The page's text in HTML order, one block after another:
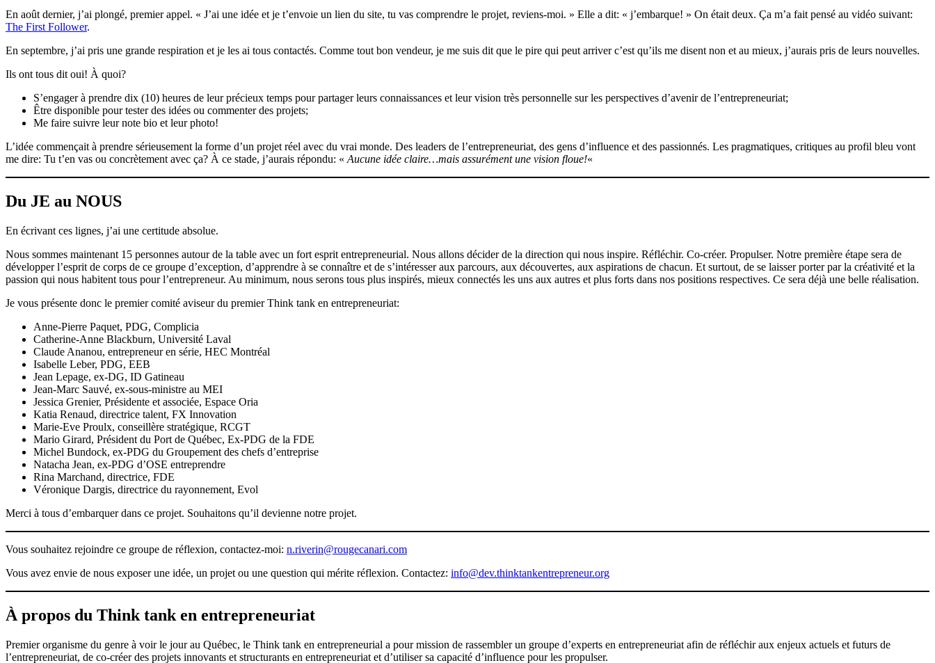
En août dernier, j’ai plongé, premier appel. « J’ai une idée et je t’envoie un lien du site, tu vas comprendre le projet, reviens-moi. » Elle a dit: « j’embarque! » On était deux. Ça m’a fait pensé au vidéo suivant:
The First Follower.
En septembre, j’ai pris une grande respiration et je les ai tous contactés. Comme tout bon vendeur, je me suis dit que le pire qui peut arriver c’est qu’ils me disent non et au mieux, j’aurais pris de leurs nouvelles.
Ils ont tous dit oui! À quoi?
S’engager à prendre dix (10) heures de leur précieux temps pour partager leurs connaissances et leur vision très personnelle sur les perspectives d’avenir de l’entrepreneuriat;
Être disponible pour tester des idées ou commenter des projets;
Me faire suivre leur note bio et leur photo!
L’idée commençait à prendre sérieusement la forme d’un projet réel avec du vrai monde. Des leaders de l’entrepreneuriat, des gens d’influence et des passionnés. Les pragmatiques, critiques au profil bleu vont
me dire: Tu t’en vas ou concrètement avec ça? À ce stade, j’aurais répondu: « Aucune idée claire…mais assurément une vision floue!«
Du JE au NOUS
En écrivant ces lignes, j’ai une certitude absolue.
Nous sommes maintenant 15 personnes autour de la table avec un fort esprit entrepreneurial. Nous allons décider de la direction qui nous inspire. Réfléchir. Co-créer. Propulser. Notre première étape sera de
développer l’esprit de corps de ce groupe d’exception, d’apprendre à se connaître et de s’intéresser aux parcours, aux découvertes, aux aspirations de chacun. Et surtout, de se laisser porter par la créativité et la
passion qui nous habitent tous pour l’entrepreneur. Au minimum, nous serons tous plus inspirés, mieux connectés les uns aux autres et plus forts dans nos positions respectives. Ce sera déjà une belle réalisation.
Je vous présente donc le premier comité aviseur du premier Think tank en entrepreneuriat:
Anne-Pierre Paquet, PDG, Complicia
Catherine-Anne Blackburn, Université Laval
Claude Ananou, entrepreneur en série, HEC Montréal
Isabelle Leber, PDG, EEB
Jean Lepage, ex-DG, ID Gatineau
Jean-Marc Sauvé, ex-sous-ministre au MEI
Jessica Grenier, Présidente et associée, Espace Oria
Katia Renaud, directrice talent, FX Innovation
Marie-Eve Proulx, conseillère stratégique, RCGT
Mario Girard, Président du Port de Québec, Ex-PDG de la FDE
Michel Bundock, ex-PDG du Groupement des chefs d’entreprise
Natacha Jean, ex-PDG d’OSE entreprendre
Rina Marchand, directrice, FDE
Véronique Dargis, directrice du rayonnement, Evol
Merci à tous d’embarquer dans ce projet. Souhaitons qu’il devienne notre projet.
Vous souhaitez rejoindre ce groupe de réflexion, contactez-moi: n.riverin@rougecanari.com
Vous avez envie de nous exposer une idée, un projet ou une question qui mérite réflexion. Contactez: info@dev.thinktankentrepreneur.org
À propos du Think tank en entrepreneuriat
Premier organisme du genre à voir le jour au Québec, le Think tank en entrepreneurial a pour mission de rassembler un groupe d’experts en entrepreneuriat afin de réfléchir aux enjeux actuels et futurs de
l’entrepreneuriat, de co-créer des projets innovants et structurants en entrepreneuriat et d’utiliser sa capacité d’influence pour les propulser.